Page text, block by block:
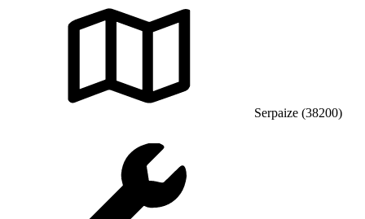
Serpaize (38200)